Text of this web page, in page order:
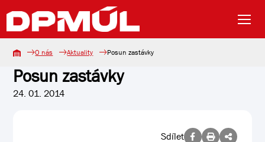
O nás Aktuality Posun zastávky
Posun zastávky
24. 01. 2014
Sdílet